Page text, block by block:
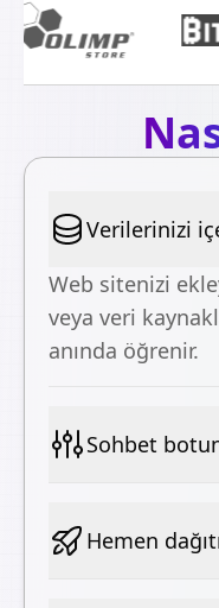
Verilerinizi
Web sitenizi
veya veri
anında öğrenir.
Sohbet
Hemen